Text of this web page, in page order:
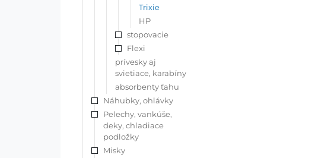
Trixie
HP
stopovacie
Flexi
prívesky aj
svietiace, karabíny
absorbenty ťahu
Náhubky, ohlávky
Pelechy, vankúše,
deky, chladiace
podložky
Misky